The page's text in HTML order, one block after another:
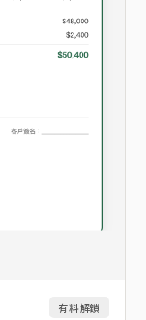
有料解鎖